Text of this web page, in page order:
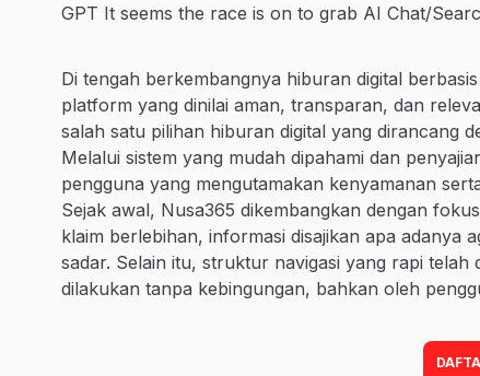
GPT It seems the race is on to grab AI Chat/
Di tengah berkembangnya hiburan digital
platform yang dinilai aman, transparan, dan
salah satu pilihan hiburan digital yang dirancang
Melalui sistem yang mudah dipahami dan
pengguna yang mengutamakan kenyamanan
Sejak awal, Nusa365 dikembangkan dengan
klaim berlebihan, informasi disajikan apa adanya
sadar. Selain itu, struktur navigasi yang rapi
dilakukan tanpa kebingungan, bahkan oleh